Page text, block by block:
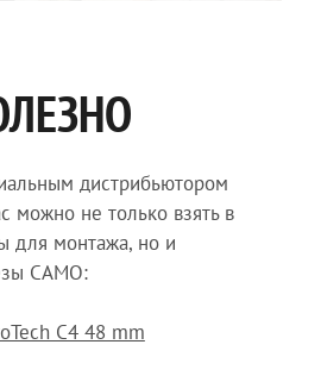
дистрибьютором
можно не только взять в
для монтажа, но и
CAMO:
C4 48 mm